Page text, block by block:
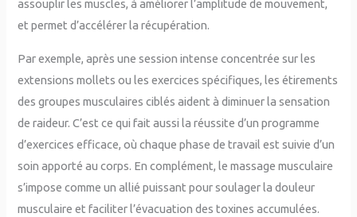
assouplir les muscles, à améliorer l’amplitude de mouvement,
et permet d’accélérer la récupération.
Par exemple, après une session intense concentrée sur les
extensions mollets ou les exercices spécifiques, les étirements
des groupes musculaires ciblés aident à diminuer la sensation
de raideur. C’est ce qui fait aussi la réussite d’un programme
d’exercices efficace, où chaque phase de travail est suivie d’un
soin apporté au corps. En complément, le massage musculaire
s’impose comme un allié puissant pour soulager la douleur
musculaire et faciliter l’évacuation des toxines accumulées.